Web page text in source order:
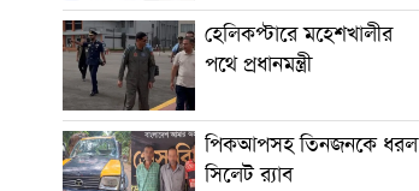
হেলিকপ্টারে মহেশখালীর
পথে প্রধানমন্ত্রী
পিকআপসহ তিনজনকে ধরল
সিলেট র‌্যাব